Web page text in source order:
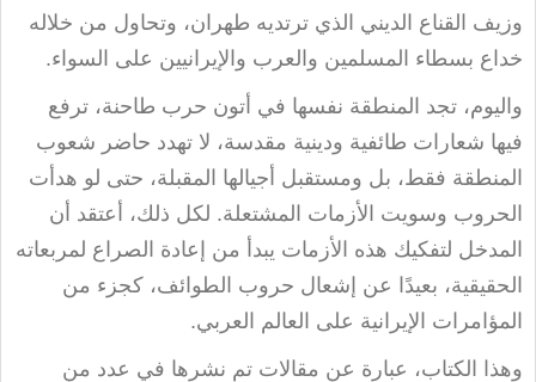
وزيف القناع الديني الذي ترتديه طهران، وتحاول من خلاله
خداع بسطاء المسلمين والعرب والإيرانيين على السواء.
واليوم، تجد المنطقة نفسها في أتون حرب طاحنة، ترفع
فيها شعارات طائفية ودينية مقدسة، لا تهدد حاضر شعوب
المنطقة فقط، بل ومستقبل أجيالها المقبلة، حتى لو هدأت
الحروب وسويت الأزمات المشتعلة. لكل ذلك، أعتقد أن
المدخل لتفكيك هذه الأزمات يبدأ من إعادة الصراع لمربعاته
الحقيقية، بعيدًا عن إشعال حروب الطوائف، كجزء من
المؤامرات الإيرانية على العالم العربي.
وهذا الكتاب، عبارة عن مقالات تم نشرها في عدد من